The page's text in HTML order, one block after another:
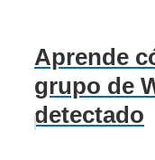
Aprende
grupo de
detectado